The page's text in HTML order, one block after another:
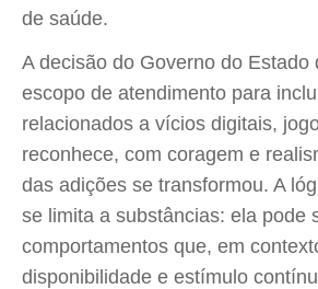
de saúde.
A decisão do Governo do Estado
escopo de atendimento para
relacionados a vícios digitais,
reconhece, com coragem e
das adições se transformou. A
se limita a substâncias: ela pode
comportamentos que, em
disponibilidade e estímulo